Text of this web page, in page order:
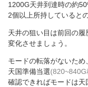
1200G天井到達時の約
2個以上所持していると
天井の狙い目は前回の履
変化させましょう。
モードの転落がないため
天国準備当選
確認できればモードは天